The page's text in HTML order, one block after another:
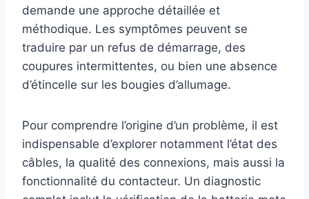
demande une approche détaillée et
méthodique. Les symptômes peuvent se
traduire par un refus de démarrage, des
coupures intermittentes, ou bien une absence
d’étincelle sur les bougies d’allumage.
Pour comprendre l’origine d’un problème, il est
indispensable d’explorer notamment l’état des
câbles, la qualité des connexions, mais aussi la
fonctionnalité du contacteur. Un diagnostic